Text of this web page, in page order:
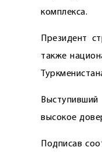
комплекса.
Президент
также
высокое
Подписав